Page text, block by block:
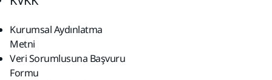
Kurumsal Aydınlatma
Metni
Veri Sorumlusuna Başvuru
Formu